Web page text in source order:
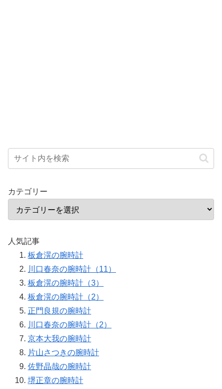
カテゴリー
人気記事
板倉滉の腕時計
川口春奈の腕時計（11）
板倉滉の腕時計（3）
板倉滉の腕時計（2）
正門良規の腕時計
川口春奈の腕時計（2）
京本大我の腕時計
片山さつきの腕時計
佐野晶哉の腕時計
堺正章の腕時計